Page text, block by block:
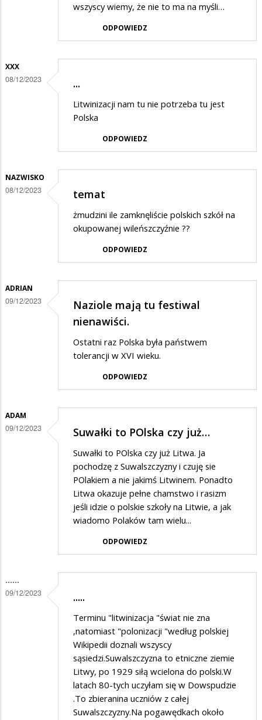
wszyscy wiemy, że nie to ma na myśli…
ODPOWIEDZ
XXX
08/12/2023 ...
Litwinizacji nam tu nie potrzeba tu jest
Polska
ODPOWIEDZ
NAZWISKO
08/12/2023 temat
żmudzini ile zamknęliście polskich szkół na
okupowanej wileńszczyźnie ??
ODPOWIEDZ
ADRIAN
09/12/2023
Naziole mają tu festiwal
nienawiści.
Ostatni raz Polska była państwem
tolerancji w XVI wieku.
ODPOWIEDZ
ADAM
09/12/2023 Suwałki to POlska czy już…
Suwałki to POlska czy już Litwa. Ja
pochodzę z Suwalszczyzny i czuję sie
POlakiem a nie jakimś Litwinem. Ponadto
Litwa okazuje pełne chamstwo i rasizm
jeśli idzie o polskie szkoły na Litwie, a jak
wiadomo Polaków tam wielu...
ODPOWIEDZ
......
09/12/2023 .....
Terminu "litwinizacja "świat nie zna
,natomiast "polonizacji "według polskiej
Wikipedii doznali wszyscy
sąsiedzi.Suwalszczyzna to etniczne ziemie
Litwy, po 1929 siłą wcielona do polski.W
latach 80-tych uczyłam się w Dowspudzie
.To zbieranina uczniów z całej
Suwalszczyzny.Na pogawędkach około